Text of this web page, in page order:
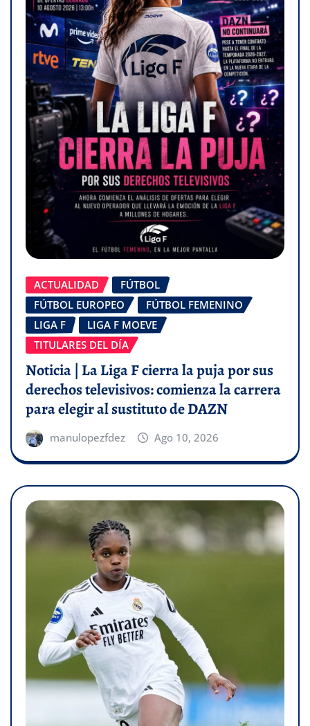
ACTUALIDAD
FÚTBOL
FÚTBOL EUROPEO
FÚTBOL FEMENINO
LIGA F
LIGA F MOEVE
TITULARES DEL DÍA
Noticia | La Liga F cierra la puja por sus
derechos televisivos: comienza la carrera
para elegir al sustituto de DAZN
manulopezfdez Ago 10, 2026